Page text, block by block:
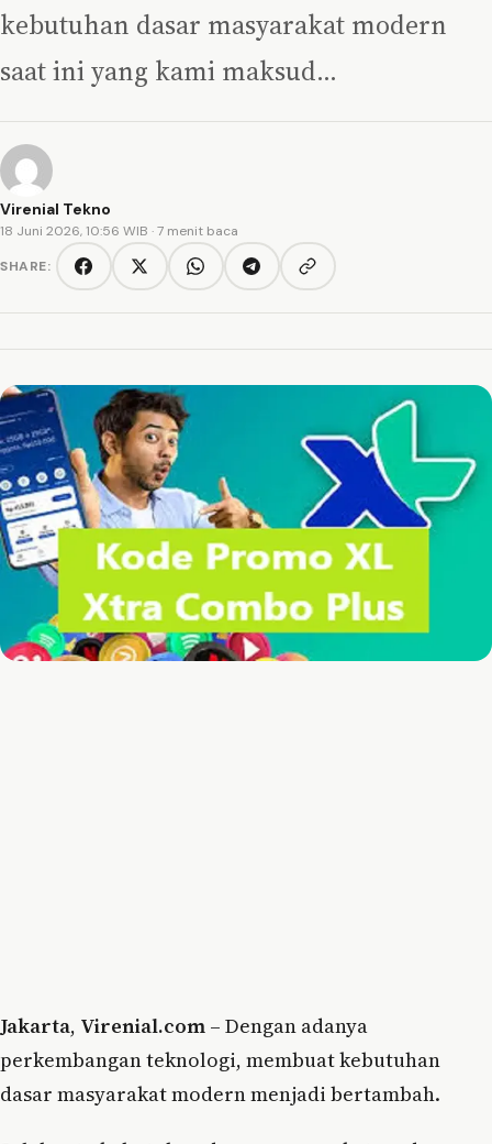
kebutuhan dasar masyarakat modern
saat ini yang kami maksud…
Virenial Tekno
18 Juni 2026, 10:56 WIB · 7 menit baca
SHARE:
FacebookTwitter/XWhatsAppTelegramCopy link
Jakarta, Virenial.com – Dengan adanya
perkembangan teknologi, membuat kebutuhan
dasar masyarakat modern menjadi bertambah.